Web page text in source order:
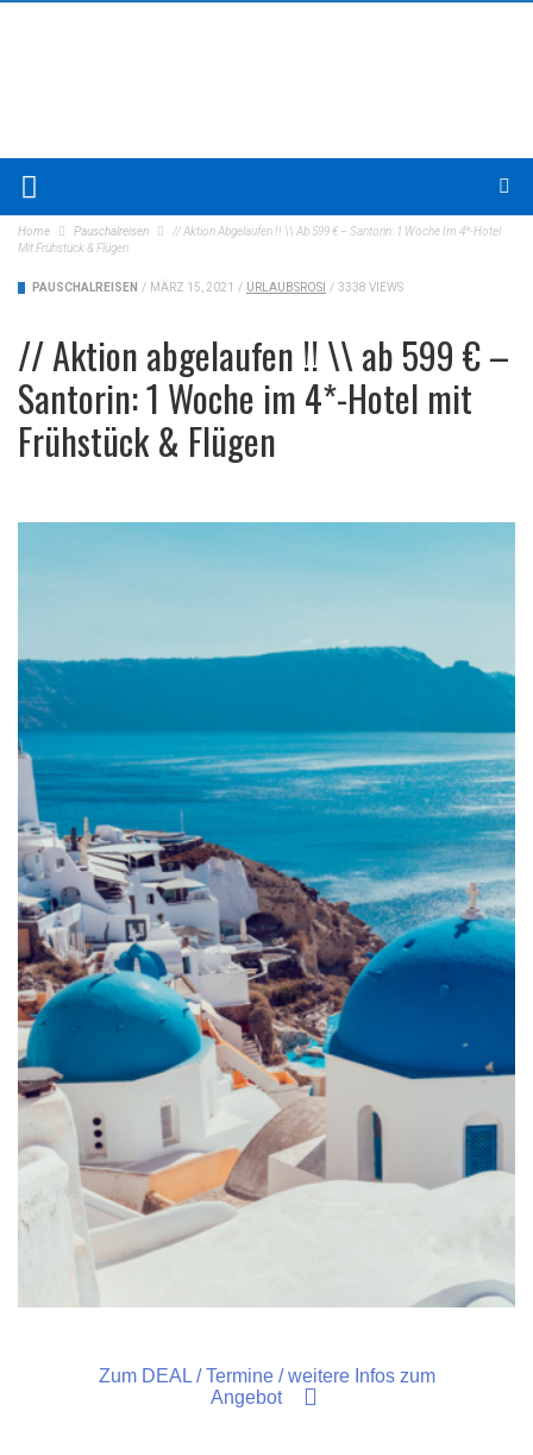
Home Pauschalreisen
// Aktion Abgelaufen !! \\ Ab 599 € – Santorin: 1 Woche Im 4*-Hotel
Mit Frühstück & Flügen
PAUSCHALREISEN / MÄRZ 15, 2021 / URLAUBSROSI / 3338 VIEWS
// Aktion abgelaufen !! \\ ab 599 € –
Santorin: 1 Woche im 4*-Hotel mit
Frühstück & Flügen
Zum DEAL / Termine / weitere Infos zum
Angebot